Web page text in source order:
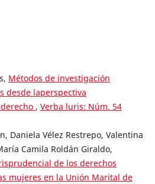
Métodos de investigación
desde laperspectiva
, Verba luris: Núm. 54
Daniela Vélez Restrepo, Valentina
Camila Roldán Giraldo,
de los derechos
mujeres en la Unión Marital de